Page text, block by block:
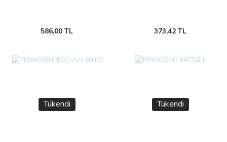
586,00 TL 373,42 TL
Tükendi Tükendi